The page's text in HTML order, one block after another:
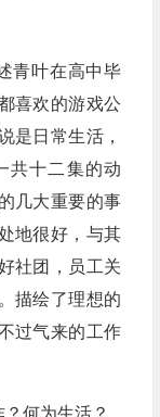
青叶在高中毕
喜欢的游戏公
是日常生活，
共十二集的动
几大重要的事
地很好，与其
社团，员工关
描绘了理想的
过气来的工作